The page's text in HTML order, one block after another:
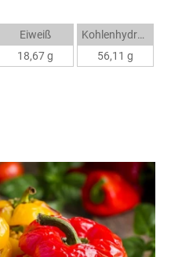
Eiweiß
18,67 g
Kohlenhydrate
56,11 g